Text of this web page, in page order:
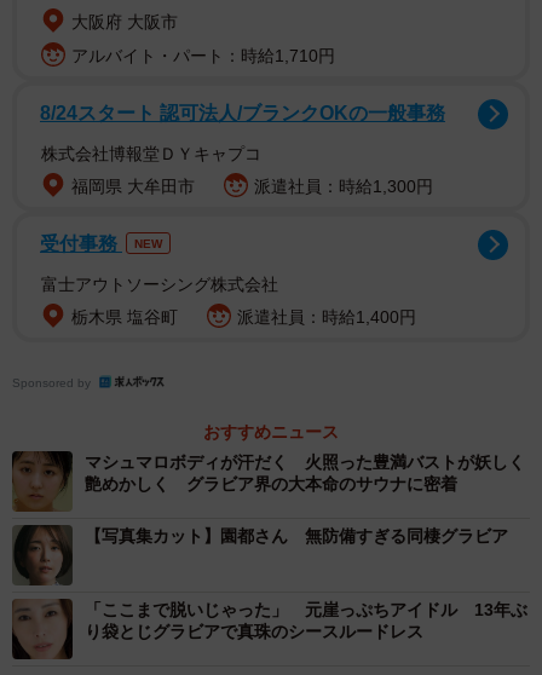
大阪府 大阪市
アルバイト・パート：時給1,710円
8/24スタート 認可法人/ブランクOKの一般事務
株式会社博報堂ＤＹキャプコ
福岡県 大牟田市
派遣社員：時給1,300円
受付事務 NEW
富士アウトソーシング株式会社
栃木県 塩谷町
派遣社員：時給1,400円
Sponsored by
おすすめニュース
マシュマロボディが汗だく 火照った豊満バストが妖しく
艶めかしく グラビア界の大本命のサウナに密着
【写真集カット】園都さん 無防備すぎる同棲グラビア
「ここまで脱いじゃった」 元崖っぷちアイドル 13年ぶ
り袋とじグラビアで真珠のシースルードレス